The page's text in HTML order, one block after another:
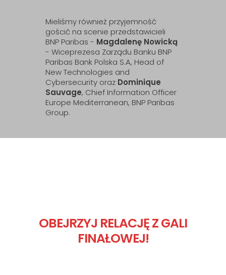
Mieliśmy również przyjemność
gościć na scenie przedstawicieli
BNP Paribas - Magdalenę Nowicką
- Wiceprezesa Zarządu Banku BNP
Paribas Bank Polska S.A, Head of
New Technologies and
Cybersecurity oraz Dominique
Sauvage, Chief Information Officer
Europe Mediterranean, BNP Paribas
Group.
OBEJRZYJ RELACJĘ Z GALI
FINAŁOWEJ!